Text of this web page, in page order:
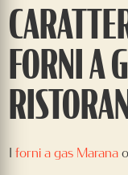
FORNI A
Iforni a gas Marana